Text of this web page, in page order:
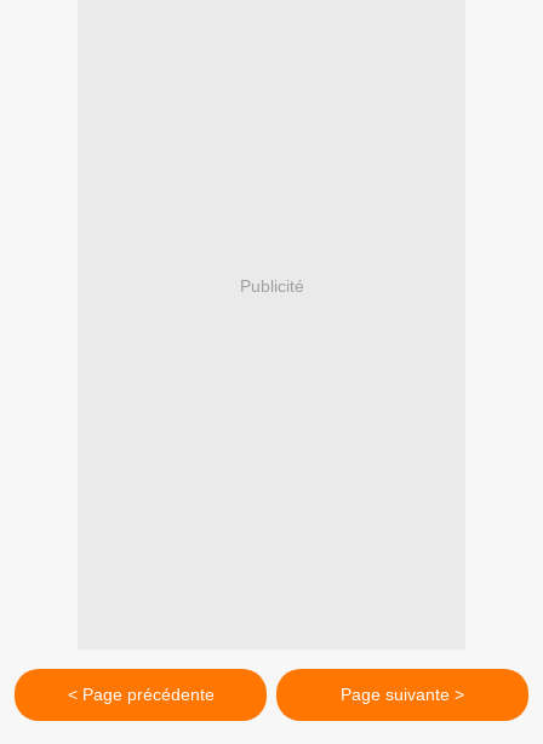
Publicité
< Page précédente Page suivante >